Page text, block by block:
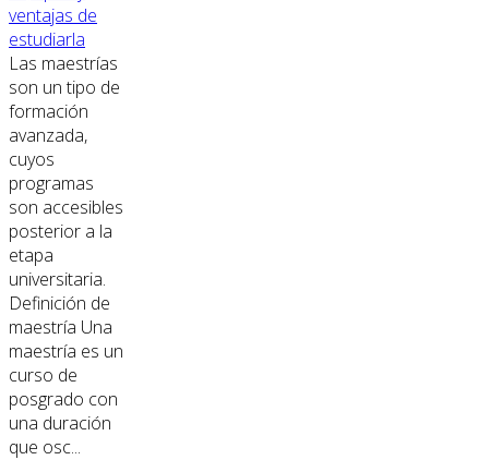
ventajas de
estudiarla
Las maestrías
son un tipo de
formación
avanzada,
cuyos
programas
son accesibles
posterior a la
etapa
universitaria.
Definición de
maestría Una
maestría es un
curso de
posgrado con
una duración
que osc...